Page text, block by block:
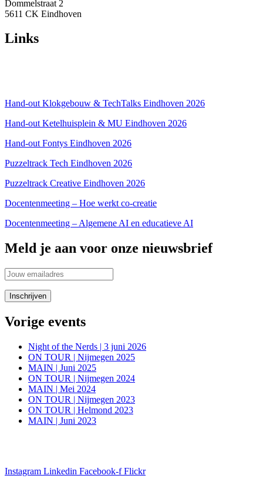
Dommelstraat 2
5611 CK Eindhoven
Links
Hand-out Klokgebouw & TechTalks Eindhoven 2026
Hand-out Ketelhuisplein & MU Eindhoven 2026
Hand-out Fontys Eindhoven 2026
Puzzeltrack Tech Eindhoven 2026
Puzzeltrack Creative Eindhoven 2026
Docentenmeeting – Hoe werkt co-creatie
Docentenmeeting – Algemene AI en educatieve AI
Meld je aan voor onze nieuwsbrief
Vorige events
Night of the Nerds | 3 juni 2026
ON TOUR | Nijmegen 2025
MAIN | Juni 2025
ON TOUR | Nijmegen 2024
MAIN | Mei 2024
ON TOUR | Nijmegen 2023
ON TOUR | Helmond 2023
MAIN | Juni 2023
Instagram Linkedin Facebook-f Flickr